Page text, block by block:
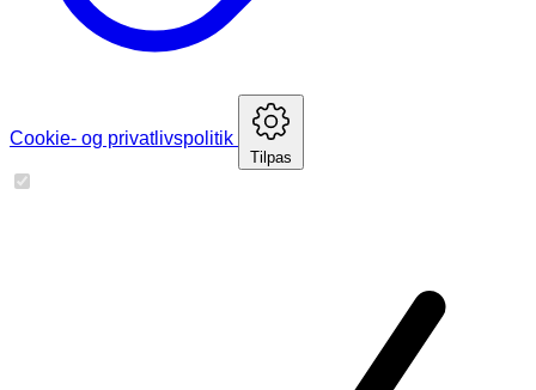
Cookie- og privatlivspolitik
Tilpas